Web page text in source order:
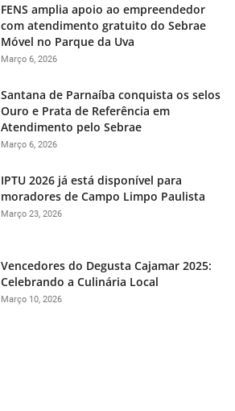
FENS amplia apoio ao empreendedor
com atendimento gratuito do Sebrae
Móvel no Parque da Uva
Março 6, 2026
Santana de Parnaíba conquista os selos
Ouro e Prata de Referência em
Atendimento pelo Sebrae
Março 6, 2026
IPTU 2026 já está disponível para
moradores de Campo Limpo Paulista
Março 23, 2026
Vencedores do Degusta Cajamar 2025:
Celebrando a Culinária Local
Março 10, 2026